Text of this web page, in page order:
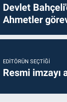
Devlet
Ahmetler
EDITÖRÜN SEÇTIĞI
Resmi imzayı